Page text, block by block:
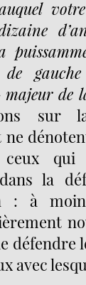
majeur de
sur
ceux
la
: à
défendre
avec